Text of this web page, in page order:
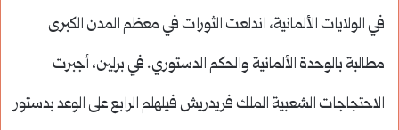
في الولايات الألمانية، اندلعت الثورات في معظم المدن الكبرى
مطالبة بالوحدة الألمانية والحكم الدستوري. في برلين، أجبرت
الاحتجاجات الشعبية الملك فريدريش فيلهلم الرابع على الوعد بدستور